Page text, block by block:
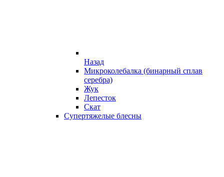
Назад
Микроколебалка (бинарный сплав
серебра)
Жук
Лепесток
Скат
Супертяжелые блесны